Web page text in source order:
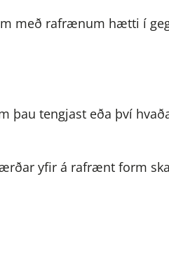
með rafrænum hætti í
tengjast eða því
yfir á rafrænt form